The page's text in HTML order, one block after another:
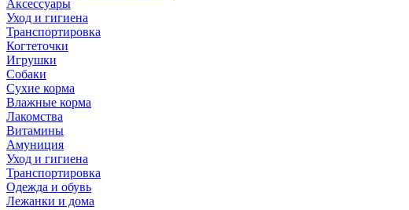
Аксессуары
Уход и гигиена
Транспортировка
Когтеточки
Игрушки
Собаки
Сухие корма
Влажные корма
Лакомства
Витамины
Амуниция
Уход и гигиена
Транспортировка
Одежда и обувь
Лежанки и дома